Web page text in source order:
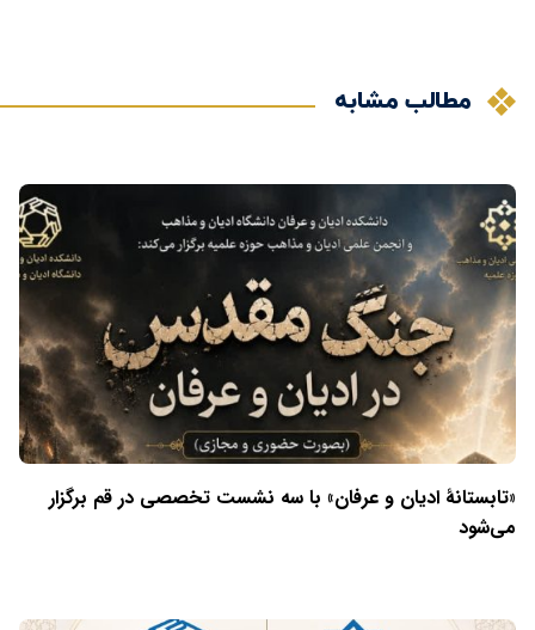
مطالب مشابه
«تابستانهٔ ادیان و عرفان» با سه نشست تخصصی در قم برگزار
می‌شود